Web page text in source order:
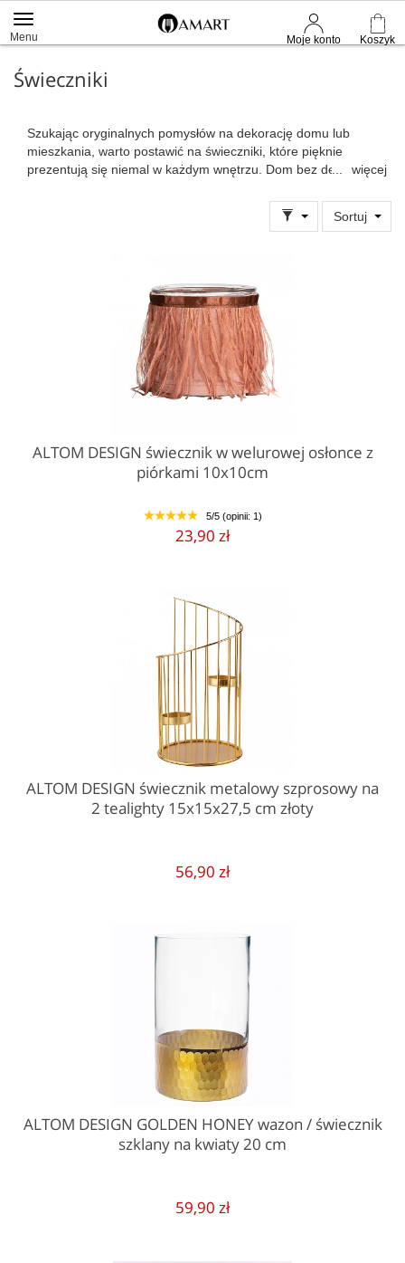
Moje konto Koszyk
Menu
Świeczniki
Szukając oryginalnych pomysłów na dekorację domu lub
mieszkania, warto postawić na świeczniki, które pięknie
prezentują się niemal w każdym wnętrzu. Dom bez dekoracji
pięknie wyglądają i nadają wnętrzu wyrazistości i charakteru,
ale także dzięki nim można stworzyć niepowtarzalny klimat. W
więcej
Sortuj
ALTOM DESIGN świecznik w welurowej osłonce z
piórkami 10x10cm
1 2 3 4 5 5/5 (opinii: 1)
23,90 zł
ALTOM DESIGN świecznik metalowy szprosowy na
2 tealighty 15x15x27,5 cm złoty
56,90 zł
ALTOM DESIGN GOLDEN HONEY wazon / świecznik
szklany na kwiaty 20 cm
59,90 zł